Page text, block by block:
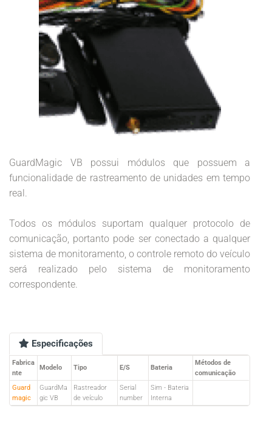
GuardMagic VB possui módulos que possuem a
funcionalidade de rastreamento de unidades em tempo
real.
Todos os módulos suportam qualquer protocolo de
comunicação, portanto pode ser conectado a qualquer
sistema de monitoramento, o controle remoto do veículo
será realizado pelo sistema de monitoramento
correspondente.
Especificações
Fabrica
nte
Modelo Tipo E/S Bateria
Métodos de
comunicação
Guard
magic
GuardMa
gic VB
Rastreador
de veículo
Serial
number
Sim - Bateria
Interna